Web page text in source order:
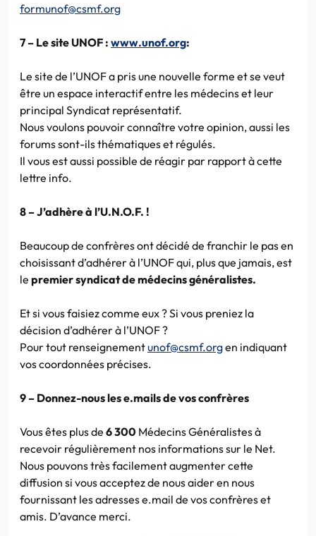
formunof@csmf.org
7 – Le site UNOF : www.unof.org:
Le site de l’UNOF a pris une nouvelle forme et se veut
être un espace interactif entre les médecins et leur
principal Syndicat représentatif.
Nous voulons pouvoir connaître votre opinion, aussi les
forums sont-ils thématiques et régulés.
Il vous est aussi possible de réagir par rapport à cette
lettre info.
8 – J’adhère à l’U.N.O.F. !
Beaucoup de confrères ont décidé de franchir le pas en
choisissant d’adhérer à l’UNOF qui, plus que jamais, est
le premier syndicat de médecins généralistes.
Et si vous faisiez comme eux ? Si vous preniez la
décision d’adhérer à l’UNOF ?
Pour tout renseignementunof@csmf.orgen indiquant
vos coordonnées précises.
9 – Donnez-nous les e.mails de vos confrères
Vous êtes plus de 6 300 Médecins Généralistes à
recevoir régulièrement nos informations sur le Net.
Nous pouvons très facilement augmenter cette
diffusion si vous acceptez de nous aider en nous
fournissant les adresses e.mail de vos confrères et
amis. D’avance merci.